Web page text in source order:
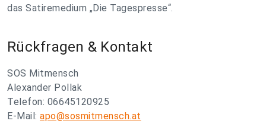
das Satiremedium „Die Tagespresse“.
Rückfragen & Kontakt
SOS Mitmensch
Alexander Pollak
Telefon: 06645120925
E-Mail: apo@sosmitmensch.at